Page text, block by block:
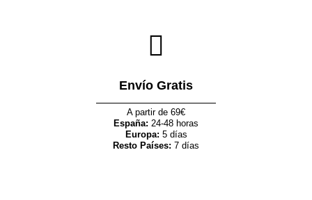
Envío Gratis
A partir de 69€
España: 24-48 horas
Europa: 5 días
Resto Países: 7 días